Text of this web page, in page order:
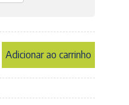
Adicionar ao carrinho